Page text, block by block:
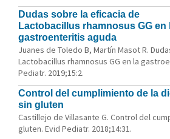
Dudas sobre la eficacia de
Lactobacillus rhamnosus GG en
gastroenteritis aguda
Juanes de Toledo B, Martín Masot R.
Lactobacillus rhamnosus GG en la
Pediatr. 2019;15:2.
Control del cumplimiento de la
sin gluten
Castillejo de Villasante G. Control del
gluten. Evid Pediatr. 2018;14:31.